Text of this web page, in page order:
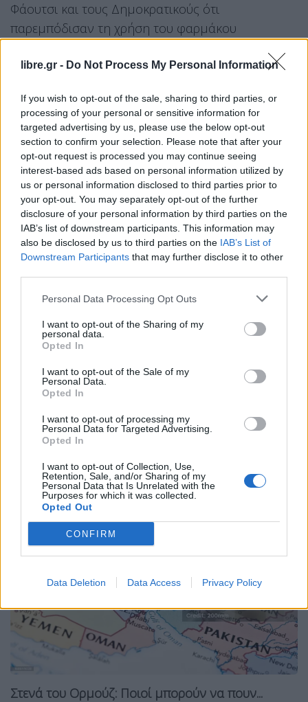
libre.gr - Do Not Process My Personal Information
If you wish to opt-out of the sale, sharing to third parties, or
processing of your personal or sensitive information for
targeted advertising by us, please use the below opt-out
section to confirm your selection. Please note that after your
opt-out request is processed you may continue seeing
interest-based ads based on personal information utilized by
us or personal information disclosed to third parties prior to
your opt-out. You may separately opt-out of the further
disclosure of your personal information by third parties on the
IAB’s list of downstream participants. This information may
also be disclosed by us to third parties on the IAB’s List of
Downstream Participants that may further disclose it to other
Personal Data Processing Opt Outs
I want to opt-out of the Sharing of my
personal data.
Opted In
I want to opt-out of the Sale of my
Personal Data.
Opted In
I want to opt-out of processing my
Personal Data for Targeted Advertising.
Opted In
I want to opt-out of Collection, Use,
Retention, Sale, and/or Sharing of my
Personal Data that Is Unrelated with the
Purposes for which it was collected.
Opted Out
CONFIRM
Data Deletion Data Access Privacy Policy
Φάουτσι και τους Δημοκρατικούς ότι
παρεμπόδισαν τη χρήση του φαρμάκου
Στην ανάρτηση υπήρχε και ένας σύνδεσμος προς
πόσο είναι αναγκαία η χρήση μάσκας.
Ένας εκπρόσωπος του Twitter επιβεβαίωσε ότι
αυτές οι αναρτήσεις παραβιάζουν την πολιτική
της πλατφόρμας και για αυτό διαγράφτηκαν.
Σύμφωνα με το CNN, στο βίντεο αναφέρεται
ψευδώς ότι η υδροξυχλωροκίνη είναι η «θεραπεία»
της Covid-19. Σήμερα, έγινε γνωστό ότι η
πλατφόρμα περιόρισε την πρόσβαση και στον
λογαριασμό του Ντόναλντ Τραμπ Τζούνιορ, του
αφού ανήρτησε το ίδιο βίντεο.
Facebook Bluesky
Email Copy Link
Tags: ΑΝΤΟΝΙ ΦΑΟΥΤΣΙ ΝΤΟΝΑΛΝΤ ΤΡΑΜΠ
Στενά του Ορμούζ: Ποιοί μπορούν να πουν...